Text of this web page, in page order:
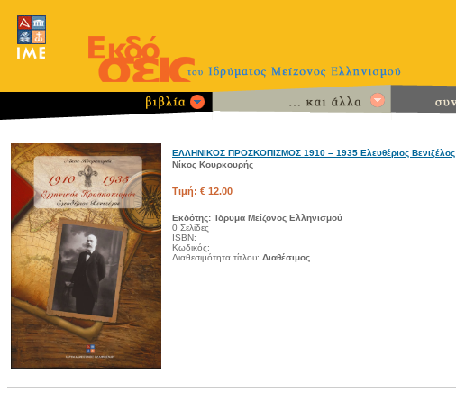
ΕΛΛΗΝΙΚΟΣ ΠΡΟΣΚΟΠΙΣΜΟΣ 1910 – 1935 Ελευθέριος Βενιζέλος
Νίκος Κουρκουρής
Τιμή: € 12.00
Εκδότης: Ίδρυμα Μείζονος Ελληνισμού
0 Σελίδες
ISBN:
Κωδικός:
Διαθεσιμότητα τίτλου: Διαθέσιμος